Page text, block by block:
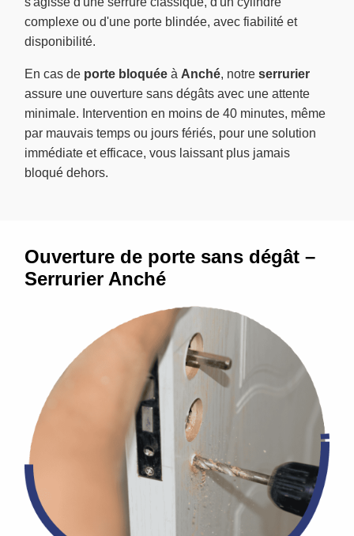
complexe ou d'une porte blindée, avec fiabilité et
disponibilité.
En cas de porte bloquée à Anché, notre serrurier
assure une ouverture sans dégâts avec une attente
minimale. Intervention en moins de 40 minutes, même
par mauvais temps ou jours fériés, pour une solution
immédiate et efficace, vous laissant plus jamais
bloqué dehors.
Ouverture de porte sans dégât –
Serrurier Anché